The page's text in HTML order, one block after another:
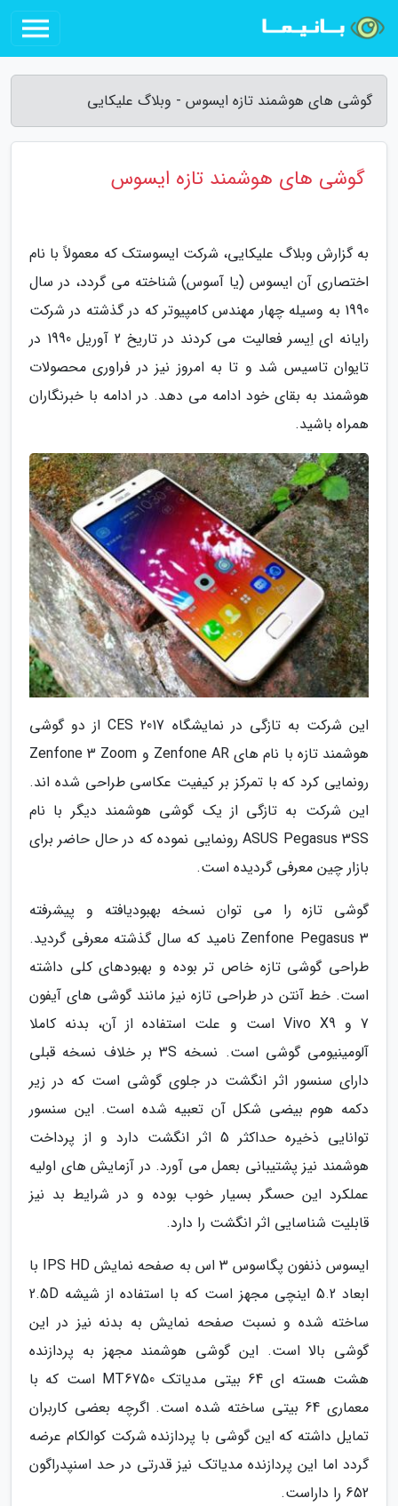
گوشی های هوشمند تازه ایسوس - وبلاگ علیکایی
گوشی های هوشمند تازه ایسوس
به گزارش وبلاگ علیکایی، شرکت ایسوستک که معمولاً با نام
اختصاری آن ایسوس (یا آسوس) شناخته می گردد، در سال
1990 به وسیله چهار مهندس کامپیوتر که در گذشته در شرکت
رایانه ای اِیسر فعالیت می کردند در تاریخ 2 آوریل 1990 در
تایوان تاسیس شد و تا به امروز نیز در فراوری محصولات
هوشمند به بقای خود ادامه می دهد. در ادامه با خبرنگاران
همراه باشید.
این شرکت به تازگی در نمایشگاه CES 2017 از دو گوشی
هوشمند تازه با نام های Zenfone AR و Zenfone 3 Zoom
رونمایی کرد که با تمرکز بر کیفیت عکاسی طراحی شده اند.
این شرکت به تازگی از یک گوشی هوشمند دیگر با نام
ASUS Pegasus 3SS رونمایی نموده که در حال حاضر برای
بازار چین معرفی گردیده است.
گوشی تازه را می توان نسخه بهبودیافته و پیشرفته
Zenfone Pegasus 3 نامید که سال گذشته معرفی گردید.
طراحی گوشی تازه خاص تر بوده و بهبودهای کلی داشته
است. خط آنتن در طراحی تازه نیز مانند گوشی های آیفون
7 و Vivo X9 است و علت استفاده از آن، بدنه کاملا
آلومینیومی گوشی است. نسخه 3S بر خلاف نسخه قبلی
دارای سنسور اثر انگشت در جلوی گوشی است که در زیر
دکمه هوم بیضی شکل آن تعبیه شده است. این سنسور
توانایی ذخیره حداکثر 5 اثر انگشت دارد و از پرداخت
هوشمند نیز پشتیبانی بعمل می آورد. در آزمایش های اولیه
عملکرد این حسگر بسیار خوب بوده و در شرایط بد نیز
قابلیت شناسایی اثر انگشت را دارد.
ایسوس ذنفون پگاسوس 3 اس به صفحه نمایش IPS HD با
ابعاد 5.2 اینچی مجهز است که با استفاده از شیشه 2.5D
ساخته شده و نسبت صفحه نمایش به بدنه نیز در این
گوشی بالا است. این گوشی هوشمند مجهز به پردازنده
هشت هسته ای 64 بیتی مدیاتک MT6750 است که با
معماری 64 بیتی ساخته شده است. اگرچه بعضی کاربران
تمایل داشته که این گوشی با پردازنده شرکت کوالکام عرضه
گردد اما این پردازنده مدیاتک نیز قدرتی در حد اسنپدراگون
652 را داراست.